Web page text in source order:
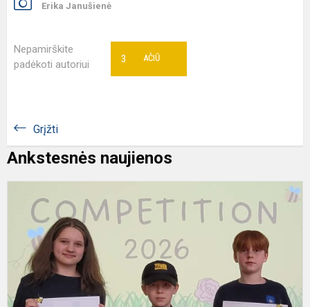
Erika Janušienė
Nepamirškite
padėkoti autoriui
AČIŪ
3
Grįžti
Ankstesnės naujienos